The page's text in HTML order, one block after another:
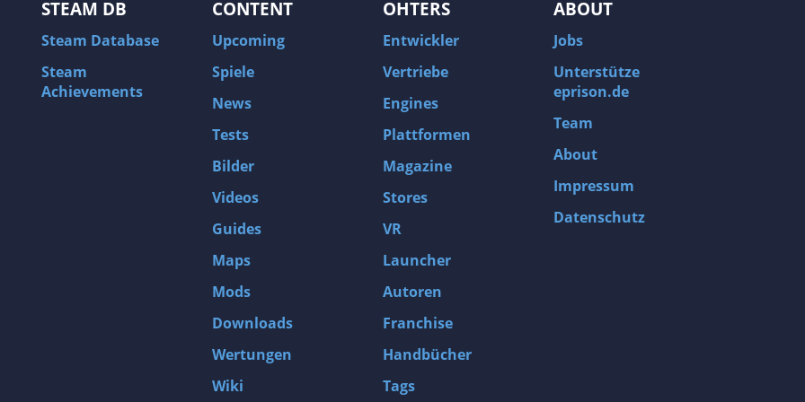
STEAM DB
Steam Database
Steam
Achievements
CONTENT
Upcoming
Spiele
News
Tests
Bilder
Videos
Guides
Maps
Mods
Downloads
Wertungen
Wiki
OHTERS
Entwickler
Vertriebe
Engines
Plattformen
Magazine
Stores
VR
Launcher
Autoren
Franchise
Handbücher
Tags
ABOUT
Jobs
Unterstütze
eprison.de
Team
About
Impressum
Datenschutz